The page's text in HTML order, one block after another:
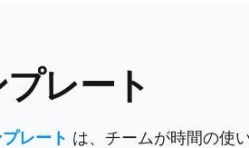
プレート
レート は、チームが時間の使